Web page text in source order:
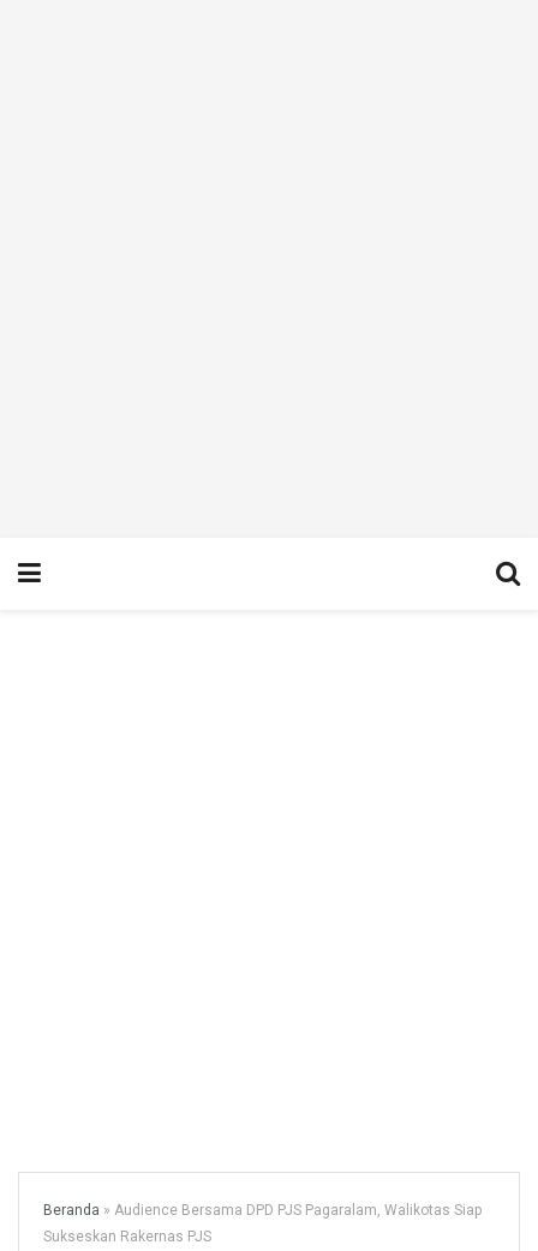
Beranda » Audience Bersama DPD PJS Pagaralam, Walikotas Siap
Sukseskan Rakernas PJS